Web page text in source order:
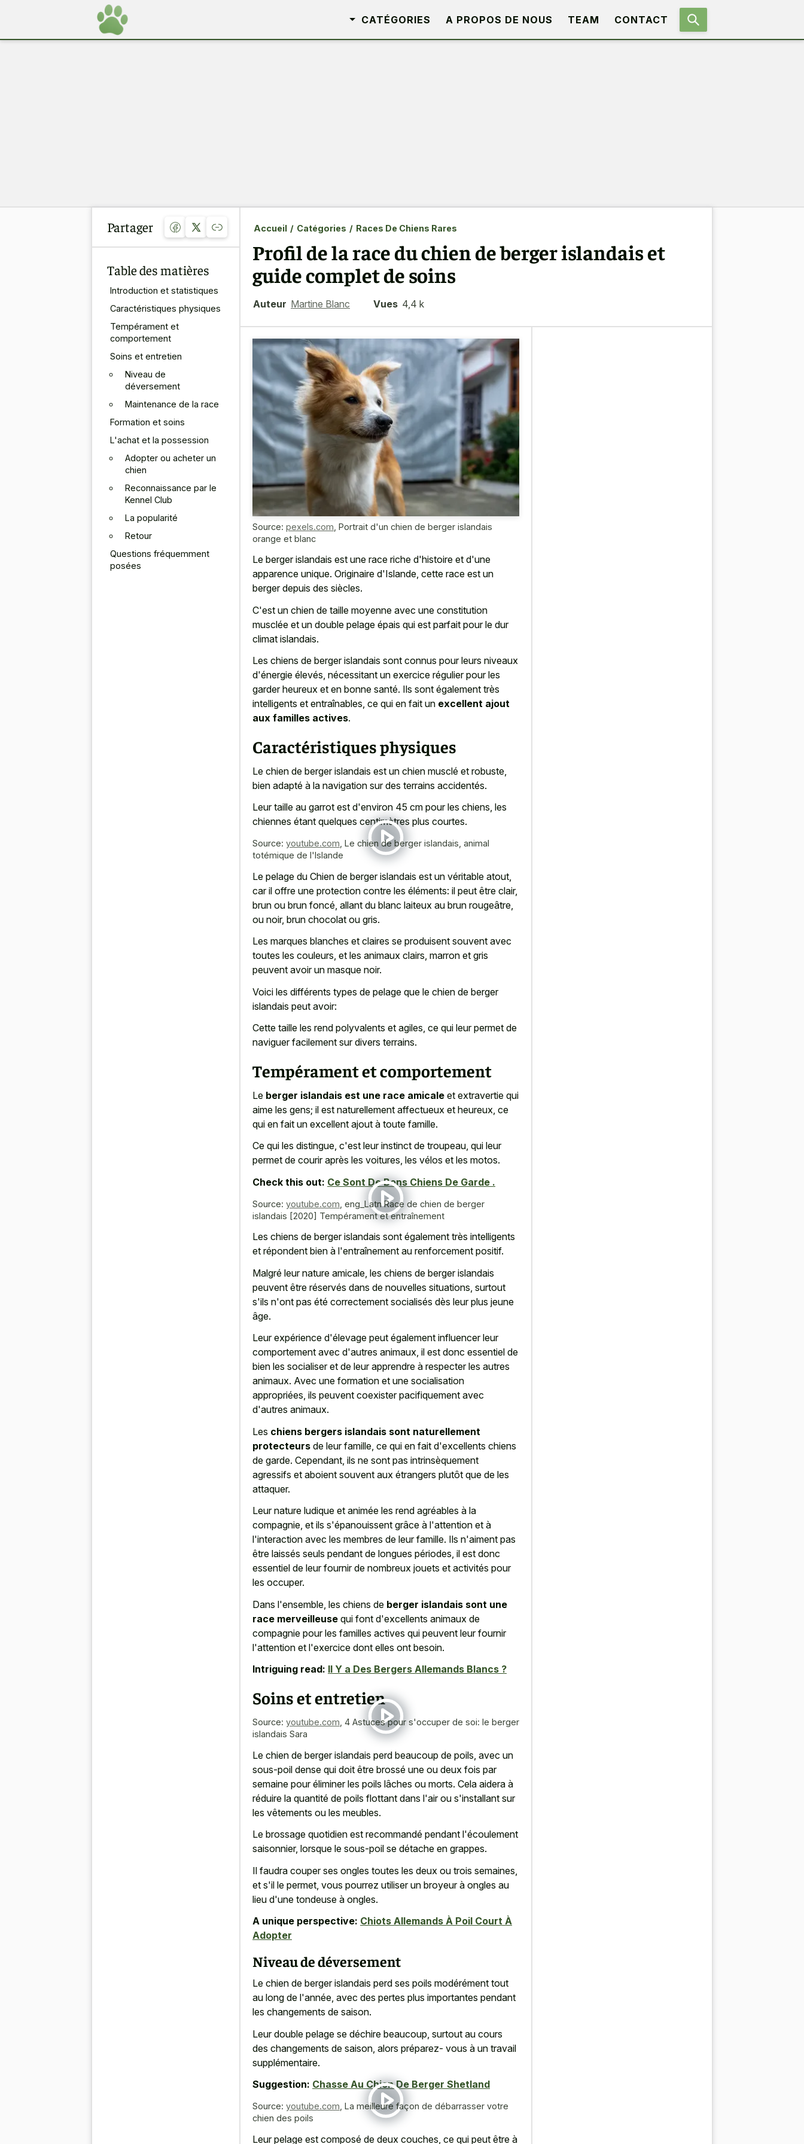
CATÉGORIES A PROPOS DE NOUS TEAM CONTACT
Partager
Table des matières
Introduction et statistiques
Caractéristiques physiques
Tempérament et
comportement
Soins et entretien
Niveau de
déversement
Maintenance de la race
Formation et soins
L'achat et la possession
Adopter ou acheter un
chien
Reconnaissance par le
Kennel Club
La popularité
Retour
Questions fréquemment
posées
Accueil / Catégories / Races De Chiens Rares
Profil de la race du chien de berger islandais et
guide complet de soins
Auteur Martine Blanc Vues 4,4 k
Source: pexels.com Portrait d'un chien de berger islandais
orange et blanc
Le berger islandais est une race riche d'histoire et d'une
apparence unique. Originaire d'Islande, cette race est un
berger depuis des siècles.
C'est un chien de taille moyenne avec une constitution
musclée et un double pelage épais qui est parfait pour le dur
climat islandais.
Les chiens de berger islandais sont connus pour leurs niveaux
d'énergie élevés, nécessitant un exercice régulier pour les
garder heureux et en bonne santé. Ils sont également très
intelligents et entraînables, ce qui en fait un excellent ajout
aux familles actives.
Caractéristiques physiques
Le chien de berger islandais est un chien musclé et robuste,
bien adapté à la navigation sur des terrains accidentés.
Leur taille au garrot est d'environ 45 cm pour les chiens, les
chiennes étant quelques centimètres plus courtes.
Source: youtube.com Le chien de berger islandais, animal
totémique de l'Islande
Le pelage du Chien de berger islandais est un véritable atout,
car il offre une protection contre les éléments: il peut être clair,
brun ou brun foncé, allant du blanc laiteux au brun rougeâtre,
ou noir, brun chocolat ou gris.
Les marques blanches et claires se produisent souvent avec
toutes les couleurs, et les animaux clairs, marron et gris
peuvent avoir un masque noir.
Voici les différents types de pelage que le chien de berger
islandais peut avoir:
Cette taille les rend polyvalents et agiles, ce qui leur permet de
naviguer facilement sur divers terrains.
Tempérament et comportement
Le berger islandais est une race amicale et extravertie qui
aime les gens; il est naturellement affectueux et heureux, ce
qui en fait un excellent ajout à toute famille.
Ce qui les distingue, c'est leur instinct de troupeau, qui leur
permet de courir après les voitures, les vélos et les motos.
Check this out: Ce Sont De Bons Chiens De Garde .
Source: youtube.com eng_Latn Race de chien de berger
islandais [2020] Tempérament et entraînement
Les chiens de berger islandais sont également très intelligents
et répondent bien à l'entraînement au renforcement positif.
Malgré leur nature amicale, les chiens de berger islandais
peuvent être réservés dans de nouvelles situations, surtout
s'ils n'ont pas été correctement socialisés dès leur plus jeune
âge.
Leur expérience d'élevage peut également influencer leur
comportement avec d'autres animaux, il est donc essentiel de
bien les socialiser et de leur apprendre à respecter les autres
animaux. Avec une formation et une socialisation
appropriées, ils peuvent coexister pacifiquement avec
d'autres animaux.
Les chiens bergers islandais sont naturellement
protecteurs de leur famille, ce qui en fait d'excellents chiens
de garde. Cependant, ils ne sont pas intrinsèquement
agressifs et aboient souvent aux étrangers plutôt que de les
attaquer.
Leur nature ludique et animée les rend agréables à la
compagnie, et ils s'épanouissent grâce à l'attention et à
l'interaction avec les membres de leur famille. Ils n'aiment pas
être laissés seuls pendant de longues périodes, il est donc
essentiel de leur fournir de nombreux jouets et activités pour
les occuper.
Dans l'ensemble, les chiens de berger islandais sont une
race merveilleuse qui font d'excellents animaux de
compagnie pour les familles actives qui peuvent leur fournir
l'attention et l'exercice dont elles ont besoin.
Intriguing read: Il Y a Des Bergers Allemands Blancs ?
Soins et entretien
Source: youtube.com 4 Astuces pour s'occuper de soi: le berger
islandais Sara
Le chien de berger islandais perd beaucoup de poils, avec un
sous-poil dense qui doit être brossé une ou deux fois par
semaine pour éliminer les poils lâches ou morts. Cela aidera à
réduire la quantité de poils flottant dans l'air ou s'installant sur
les vêtements ou les meubles.
Le brossage quotidien est recommandé pendant l'écoulement
saisonnier, lorsque le sous-poil se détache en grappes.
Il faudra couper ses ongles toutes les deux ou trois semaines,
et s'il le permet, vous pourrez utiliser un broyeur à ongles au
lieu d'une tondeuse à ongles.
A unique perspective: Chiots Allemands À Poil Court À
Adopter
Niveau de déversement
Le chien de berger islandais perd ses poils modérément tout
au long de l'année, avec des pertes plus importantes pendant
les changements de saison.
Leur double pelage se déchire beaucoup, surtout au cours
des changements de saison, alors préparez- vous à un travail
supplémentaire.
Suggestion: Chasse Au Chien De Berger Shetland
Source: youtube.com La meilleure façon de débarrasser votre
chien des poils
Leur pelage est composé de deux couches, ce qui peut être à